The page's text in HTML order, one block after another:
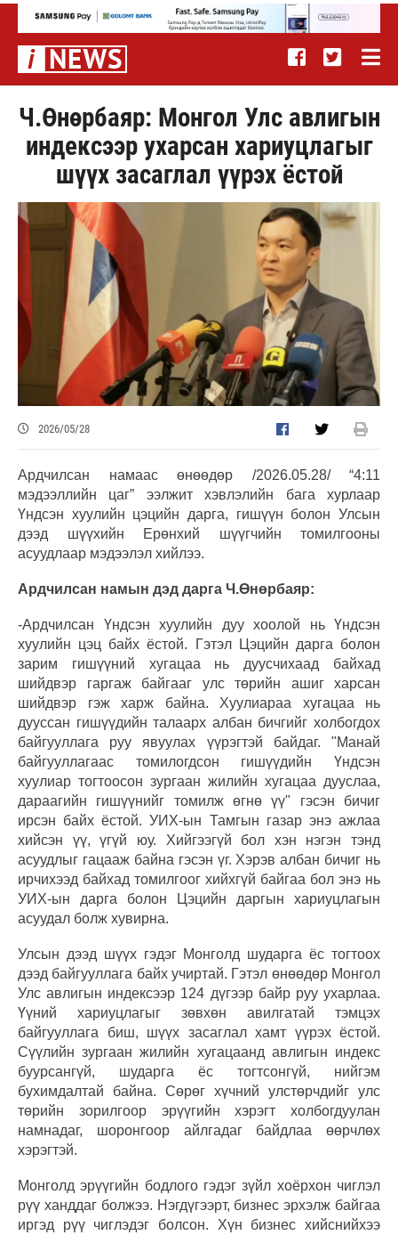
Ч.Өнөрбаяр: Монгол Улс авлигын
индексээр ухарсан хариуцлагыг
шүүх засаглал үүрэх ёстой
2026/05/28
Ардчилсан намаас өнөөдөр /2026.05.28/ “4:11
мэдээллийн цаг” ээлжит хэвлэлийн бага хурлаар
Үндсэн хуулийн цэцийн дарга, гишүүн болон Улсын
дээд шүүхийн Ерөнхий шүүгчийн томилгооны
асуудлаар мэдээлэл хийлээ.
Ардчилсан намын дэд дарга Ч.Өнөрбаяр:
-Ардчилсан Үндсэн хуулийн дуу хоолой нь Үндсэн
хуулийн цэц байх ёстой. Гэтэл Цэцийн дарга болон
зарим гишүүний хугацаа нь дуусчихаад байхад
шийдвэр гаргаж байгааг улс төрийн ашиг харсан
шийдвэр гэж харж байна. Хуулиараа хугацаа нь
дууссан гишүүдийн талаарх албан бичгийг холбогдох
байгууллага руу явуулах үүрэгтэй байдаг. "Манай
байгууллагаас томилогдсон гишүүдийн Үндсэн
хуулиар тогтоосон зургаан жилийн хугацаа дууслаа,
дараагийн гишүүнийг томилж өгнө үү" гэсэн бичиг
ирсэн байх ёстой. УИХ-ын Тамгын газар энэ ажлаа
хийсэн үү, үгүй юу. Хийгээгүй бол хэн нэгэн тэнд
асуудлыг гацааж байна гэсэн үг. Хэрэв албан бичиг нь
ирчихээд байхад томилгоог хийхгүй байгаа бол энэ нь
УИХ-ын дарга болон Цэцийн даргын хариуцлагын
асуудал болж хувирна.
Улсын дээд шүүх гэдэг Монголд шударга ёс тогтоох
дээд байгууллага байх учиртай. Гэтэл өнөөдөр Монгол
Улс авлигын индексээр 124 дүгээр байр руу ухарлаа.
Үүний хариуцлагыг зөвхөн авилгатай тэмцэх
байгууллага биш, шүүх засаглал хамт үүрэх ёстой.
Сүүлийн зургаан жилийн хугацаанд авлигын индекс
буурсангүй, шударга ёс тогтсонгүй, нийгэм
бухимдалтай байна. Сөрөг хүчний улстөрчдийг улс
төрийн зорилгоор эрүүгийн хэрэгт холбогдуулан
намнадаг, шоронгоор айлгадаг байдлаа өөрчлөх
хэрэгтэй.
Монголд эрүүгийн бодлого гэдэг зүйл хоёрхон чиглэл
рүү ханддаг болжээ. Нэгдүгээрт, бизнес эрхэлж байгаа
иргэд рүү чиглэдэг болсон. Хүн бизнес хийснийхээ